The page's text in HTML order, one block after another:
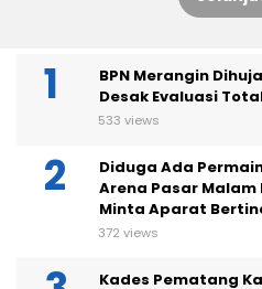
BPN Merangin
Desak Evaluasi
Diduga Ada
Arena Pasar Malam
Minta Aparat